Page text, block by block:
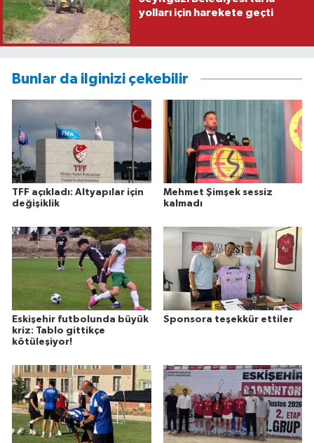
yolları için harekete geçti
Bunlar da ilginizi çekebilir
TFF açıkladı: Altyapılar için
değişiklik
Mehmet Şimşek sessiz
kalmadı
Eskişehir futbolunda büyük
kriz: Tablo gittikçe
kötüleşiyor!
Sponsora teşekkür ettiler